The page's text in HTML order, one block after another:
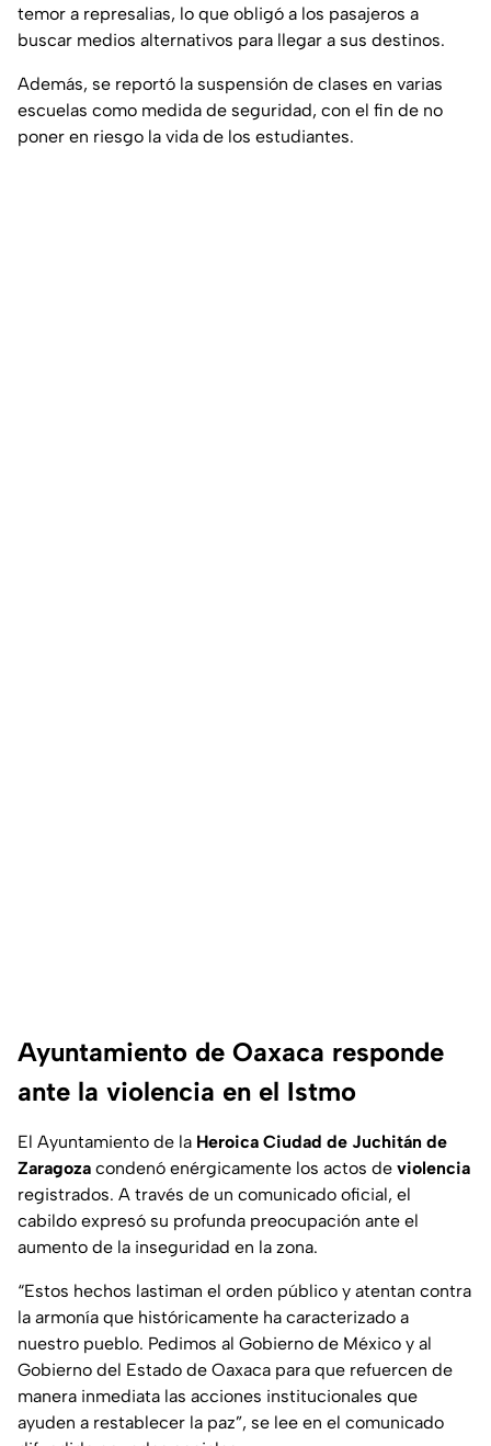
temor a represalias, lo que obligó a los pasajeros a
buscar medios alternativos para llegar a sus destinos.
Además, se reportó la suspensión de clases en varias
escuelas como medida de seguridad, con el fin de no
poner en riesgo la vida de los estudiantes.
Ayuntamiento de Oaxaca responde
ante la violencia en el Istmo
El Ayuntamiento de la Heroica Ciudad de Juchitán de
Zaragoza condenó enérgicamente los actos de violencia
registrados. A través de un comunicado oficial, el
cabildo expresó su profunda preocupación ante el
aumento de la inseguridad en la zona.
“Estos hechos lastiman el orden público y atentan contra
la armonía que históricamente ha caracterizado a
nuestro pueblo. Pedimos al Gobierno de México y al
Gobierno del Estado de Oaxaca para que refuercen de
manera inmediata las acciones institucionales que
ayuden a restablecer la paz”, se lee en el comunicado